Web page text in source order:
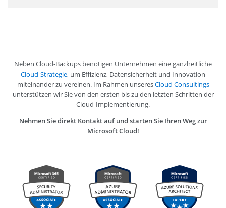
Neben Cloud-Backups benötigen Unternehmen eine ganzheitliche
Cloud-Strategie, um Effizienz, Datensicherheit und Innovation
miteinander zu vereinen. Im Rahmen unseresCloud Consultings
unterstützen wir Sie von den ersten bis zu den letzten Schritten der
Cloud-Implementierung.
Nehmen Sie direkt Kontakt auf und starten Sie Ihren Weg zur
Microsoft Cloud!